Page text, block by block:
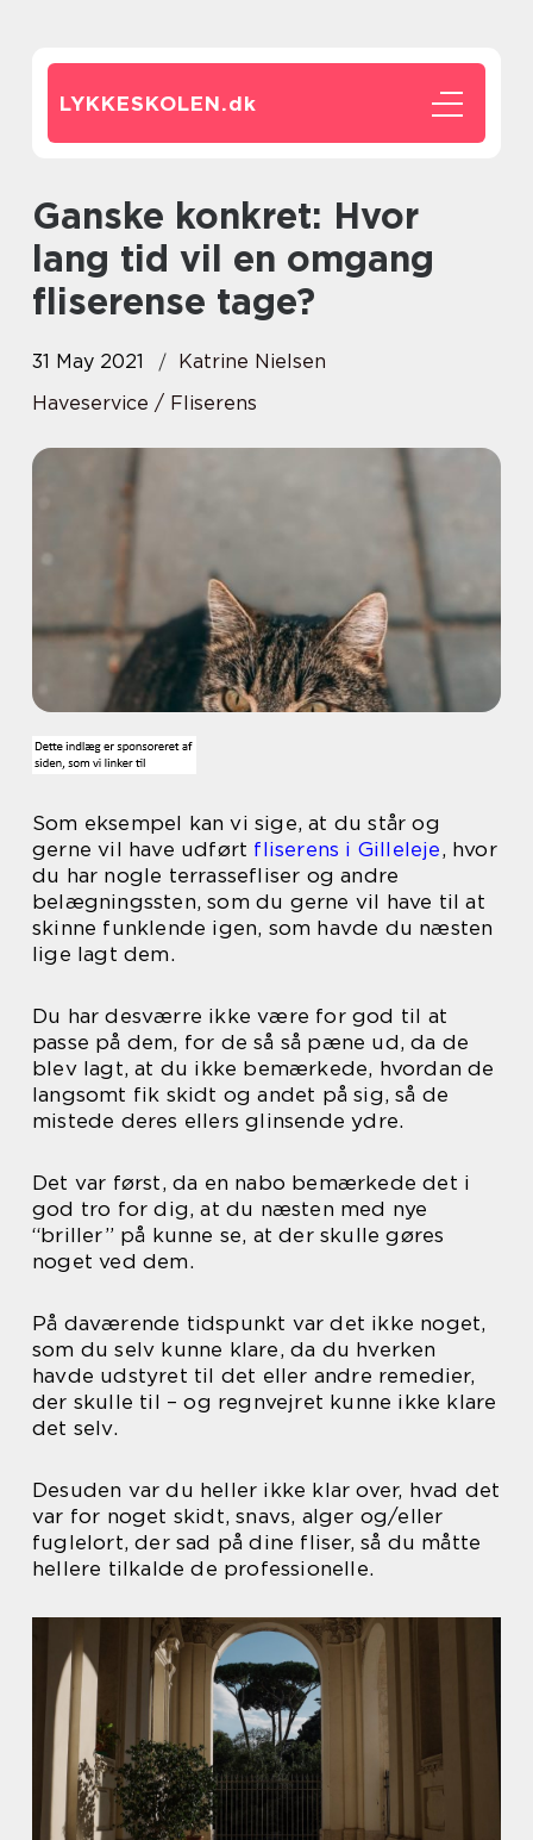
LYKKESKOLEN.dk
Ganske konkret: Hvor
lang tid vil en omgang
fliserense tage?
31 May 2021
Katrine Nielsen
Haveservice / Fliserens
Som eksempel kan vi sige, at du står og
gerne vil have udført fliserens i Gilleleje, hvor
du har nogle terrassefliser og andre
belægningssten, som du gerne vil have til at
skinne funklende igen, som havde du næsten
lige lagt dem.
Du har desværre ikke være for god til at
passe på dem, for de så så pæne ud, da de
blev lagt, at du ikke bemærkede, hvordan de
langsomt fik skidt og andet på sig, så de
mistede deres ellers glinsende ydre.
Det var først, da en nabo bemærkede det i
god tro for dig, at du næsten med nye
“briller” på kunne se, at der skulle gøres
noget ved dem.
På daværende tidspunkt var det ikke noget,
som du selv kunne klare, da du hverken
havde udstyret til det eller andre remedier,
der skulle til – og regnvejret kunne ikke klare
det selv.
Desuden var du heller ikke klar over, hvad det
var for noget skidt, snavs, alger og/eller
fuglelort, der sad på dine fliser, så du måtte
hellere tilkalde de professionelle.